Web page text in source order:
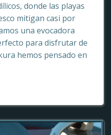
donde las playas
mitigan casi por
una evocadora
para disfrutar de
hemos pensado en